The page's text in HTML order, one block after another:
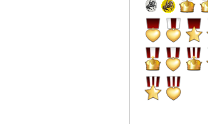
信用等级 5262
经验
帖子
7511
精华
92
在线时间
注册时间